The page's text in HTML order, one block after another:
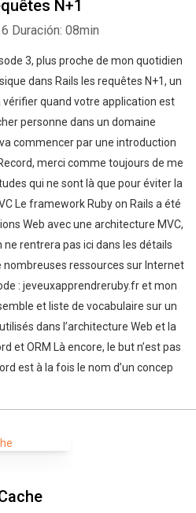
N+1
Duración: 08min
3, plus proche de mon quotidien
dans Rails les requêtes N+1, un
quand votre application est
personne dans un domaine
commencer par une introduction
merci comme toujours de me
qui ne sont là que pour éviter la
Le framework Ruby on Rails a été
Web avec une architecture MVC,
ne rentrera pas ici dans les détails
ressources sur Internet
: jeveuxapprendreruby.fr et mon
et liste de vocabulaire sur un
dans l’architecture Web et la
et ORM Là encore, le but n’est pas
est à la fois le nom d’un concep